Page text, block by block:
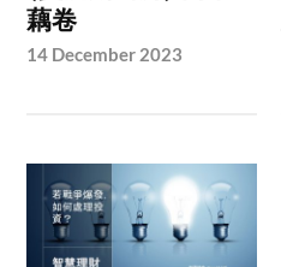
藕卷
14 December 2023